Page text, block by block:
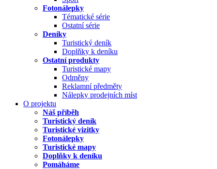
Fotonálepky
Tématické série
Ostatní série
Deníky
Turistický deník
Doplňky k deníku
Ostatní produkty
Turistické mapy
Odměny
Reklamní předměty
Nálepky prodejních míst
O projektu
Náš příběh
Turistický deník
Turistické vizitky
Fotonálepky
Turistické mapy
Doplňky k deníku
Pomáháme